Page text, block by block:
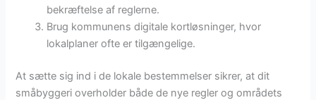
bekræftelse af reglerne.
Brug kommunens digitale kortløsninger, hvor
lokalplaner ofte er tilgængelige.
At sætte sig ind i de lokale bestemmelser sikrer, at dit
småbyggeri overholder både de nye regler og områdets